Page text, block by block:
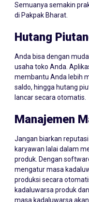
Semuanya semakin
di Pakpak Bharat.
Hutang
Anda bisa dengan
usaha toko Anda.
membantu Anda lebih
saldo, hingga hutang
lancar secara otomatis.
Manajemen
Jangan biarkan
karyawan lalai dalam
produk. Dengan
mengatur masa
produksi secara
kadaluwarsa produk
masa kadaluwarsa